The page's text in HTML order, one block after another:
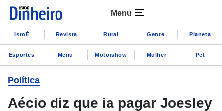
Menu
IstoÉ Revista Rural Gente Planeta
Esportes Menu Motorshow Mulher Pet
Política
Aécio diz que ia pagar Joesley